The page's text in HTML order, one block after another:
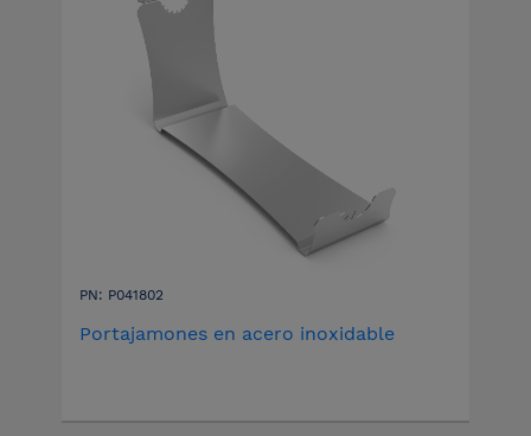
PN: P041802
Portajamones en acero inoxidable